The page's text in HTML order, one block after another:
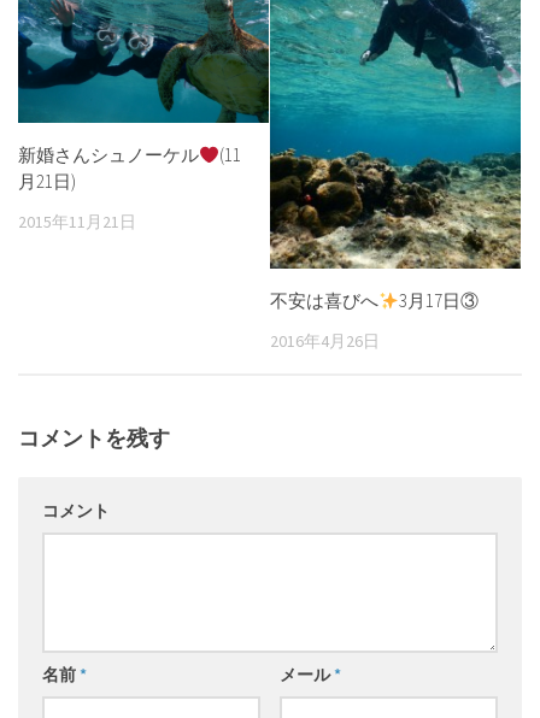
新婚さんシュノーケル
(11
月21日)
2015年11月21日
不安は喜びへ 3月17日③
2016年4月26日
コメントを残す
コメント
名前* メール*